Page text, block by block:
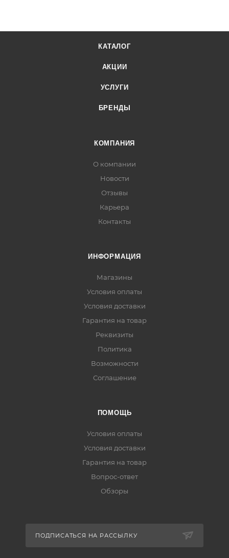
КАТАЛОГ
АКЦИИ
УСЛУГИ
БРЕНДЫ
КОМПАНИЯ
О компании
Новости
Отзывы
Карьера
Контакты
ИНФОРМАЦИЯ
Магазины
Условия оплаты
Условия доставки
Гарантия на товар
Реквизиты
Политика
Возможности
Соглашение
ПОМОЩЬ
Условия оплаты
Условия доставки
Гарантия на товар
Вопрос-ответ
Обзоры
ПОДПИСАТЬСЯ НА РАССЫЛКУ